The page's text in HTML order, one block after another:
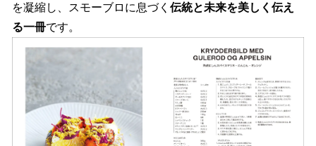
を凝縮し、スモーブロに息づく 伝統と未来を美しく伝え
る一冊です。